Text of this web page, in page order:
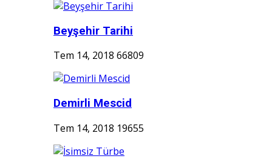
Beyşehir Tarihi
Tem 14, 2018 66809
Demirli Mescid
Tem 14, 2018 19655